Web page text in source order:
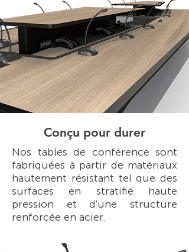
Conçu pour durer
Nos tables de conférence sont
fabriquées à partir de matériaux
hautement résistant tel que des
surfaces en stratifié haute
pression et d'une structure
renforcée en acier.